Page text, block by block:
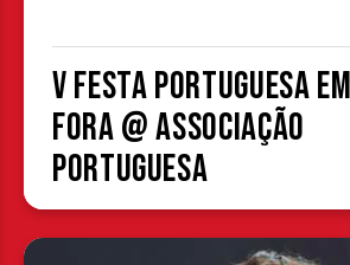
V Festa Portuguesa
Fora @ Associação
Portuguesa